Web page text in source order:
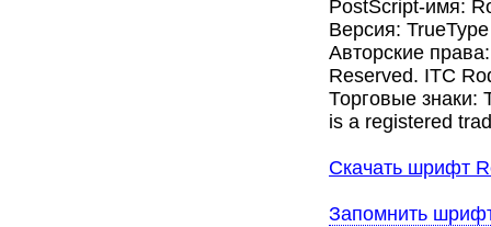
PostScript-имя:
Версия:
Авторские
Reserved. ITC
Торговые знаки:
is a registered
Скачать шрифт
Запомнить